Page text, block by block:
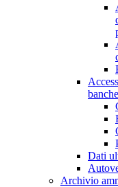
Dati
Archivio